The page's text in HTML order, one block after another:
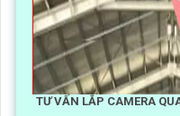
TƯ VẤN LẮP CAMERA